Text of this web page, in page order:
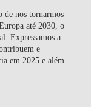
de nos tornarmos
até 2030, o
Expressamos a
e
em 2025 e além.